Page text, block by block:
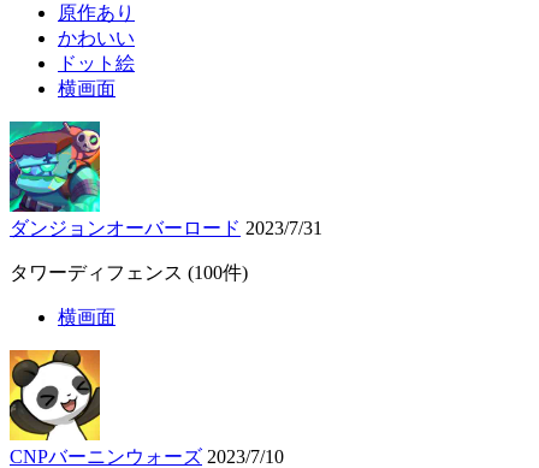
原作あり
かわいい
ドット絵
横画面
ダンジョンオーバーロード 2023/7/31
タワーディフェンス (100件)
横画面
CNPバーニンウォーズ 2023/7/10